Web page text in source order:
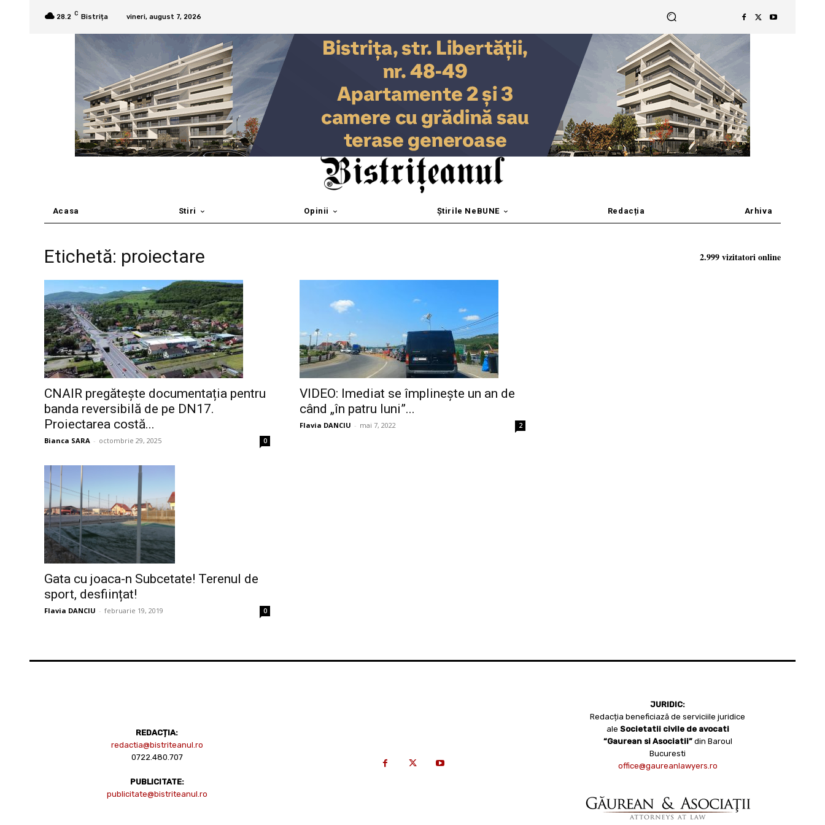
28.2 C Bistrița vineri, august 7, 2026
Acasa Stiri Opinii Știrile NeBUNE Redacția Arhiva
Etichetă: proiectare
CNAIR pregătește documentația pentru
banda reversibilă de pe DN17.
Proiectarea costă...
Bianca SARA - octombrie 29, 2025 0
VIDEO: Imediat se împlinește un an de
când „în patru luni”...
Flavia DANCIU - mai 7, 2022 2
Gata cu joaca-n Subcetate! Terenul de
sport, desființat!
Flavia DANCIU - februarie 19, 2019 0
2.999 vizitatori online
REDACȚIA:
redactia@bistriteanul.ro
0722.480.707
PUBLICITATE:
publicitate@bistriteanul.ro
JURIDIC:
Redacția beneficiază de serviciile juridice
ale Societatii civile de avocati
“Gaurean si Asociatii” din Baroul
Bucuresti
office@gaureanlawyers.ro